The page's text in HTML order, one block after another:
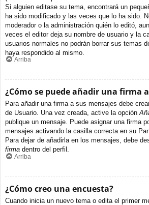
Si alguien editase su tema, encontrará un
ha sido modificado y las veces que lo ha sido.
moderador o la administración quién lo editó,
veces el editor deja su nombre de usuario y la
usuarios normales no podrán borrar sus temas
haya respondido al mismo.
Arriba
¿Cómo se puede añadir una firma
Para añadir una firma a sus mensajes debe
de Usuario. Una vez creada, active la opción
publique un mensaje. Puede asignar una firma
mensajes activando la casilla correcta en su
Para dejar de añadirla en los mensajes, debe
firma dentro del perfil.
Arriba
¿Cómo creo una encuesta?
Cuando inicia un nuevo tema o edita el primer